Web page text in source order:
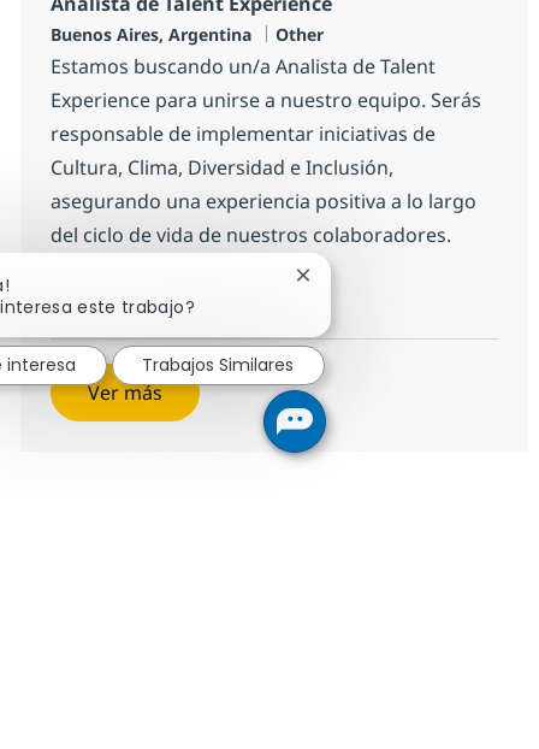
Ubicación
Buenos Aires, Argentina Categoría
Other
Estamos buscando un/a Analista de Talent
Experience para unirse a nuestro equipo. Serás
responsable de implementar iniciativas de
Cultura, Clima, Diversidad e Inclusión,
asegurando una experiencia positiva a lo largo
del ciclo de vida de nuestros colaboradores.
Analista de Talent Experience
Salvar Analista de Talent Experience
Ver más
este trabajo?
Cerrar notificación de
interesa Trabajos Similares